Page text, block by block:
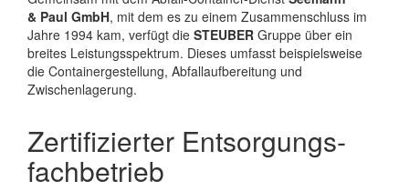
& Paul GmbH, mit dem es zu einem Zusammenschluss im
Jahre 1994 kam, verfügt die STEUBER Gruppe über ein
breites Leistungsspektrum. Dieses umfasst beispielsweise
die Containergestellung, Abfallaufbereitung und
Zwischenlagerung.
Zertifizierter Entsorgungs­
fachbetrieb